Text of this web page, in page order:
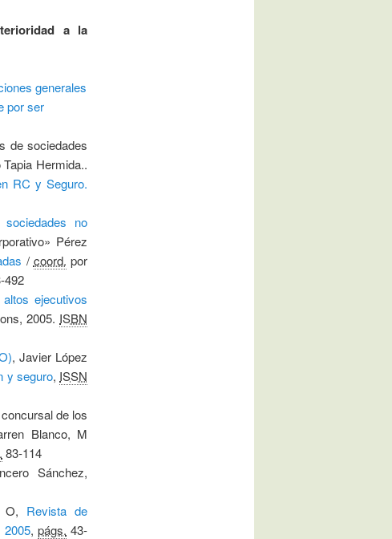
a la
generales
por ser
de sociedades
Hermida..
RC y Seguro.
no
Pérez
/ coord. por
492
ejecutivos
2005. ISBN
,Javier López
y seguro, ISSN
de los
Blanco, M
83-114
Sánchez,
O, Revista de
2005,págs. 43-